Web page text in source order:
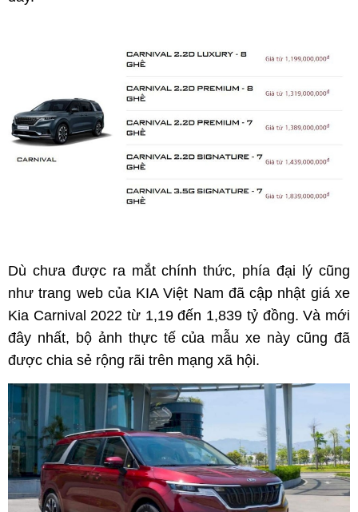
Dù chưa được ra mắt chính thức, phía đại lý cũng
như trang web của KIA Việt Nam đã cập nhật giá xe
Kia Carnival 2022 từ 1,19 đến 1,839 tỷ đồng. Và mới
đây nhất, bộ ảnh thực tế của mẫu xe này cũng đã
được chia sẻ rộng rãi trên mạng xã hội.